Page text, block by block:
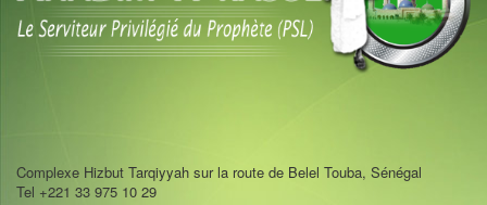
Complexe Hizbut Tarqiyyah sur la route de Belel Touba, Sénégal
Tel +221 33 975 10 29